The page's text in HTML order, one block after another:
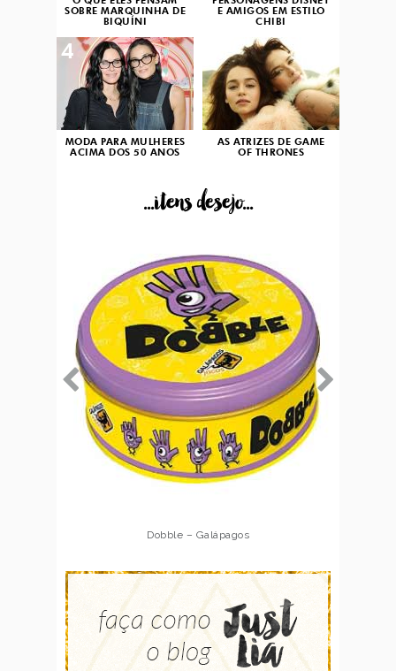
SOBRE MARQUINHA DE
BIQUÍNI
E AMIGOS EM ESTILO
CHIBI
MODA PARA MULHERES
ACIMA DOS 50 ANOS
4
AS ATRIZES DE GAME
OF THRONES
...itens desejo...
Dobble – Galápagos